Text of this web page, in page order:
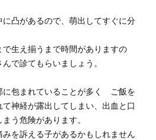
凸があるので、萌出してすぐに分
で生え揃うまで時間がありますの
で診てもらいましょう。
に包まれていることが多く ご飯を
神経が露出してしまい、出血と口
う危険があります。
を訴える子があるかもしれません